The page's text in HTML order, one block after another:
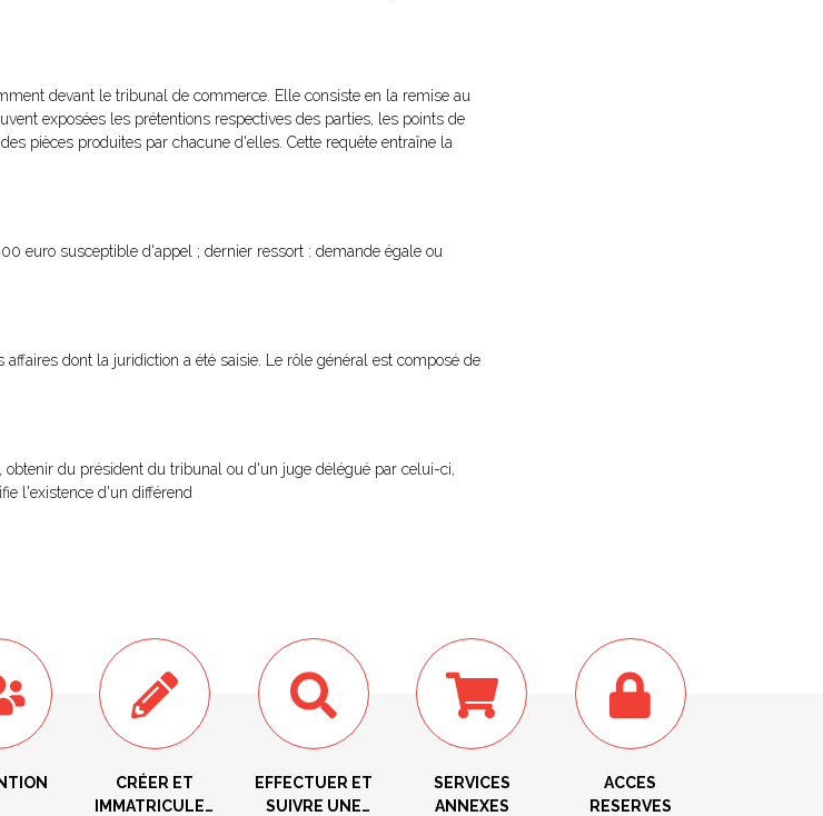
devant le tribunal de commerce. Elle consiste en la remise au
exposées les prétentions respectives des parties, les points de
pièces produites par chacune d'elles. Cette requête entraîne la
euro susceptible d'appel ; dernier ressort : demande égale ou
dont la juridiction a été saisie. Le rôle général est composé de
obtenir du président du tribunal ou d'un juge délégué par celui-ci,
l'existence d'un différend
CRÉER ET
IMMATRICULER
EFFECTUER ET
SUIVRE UNE
SERVICES
ANNEXES
ACCES
RESERVES